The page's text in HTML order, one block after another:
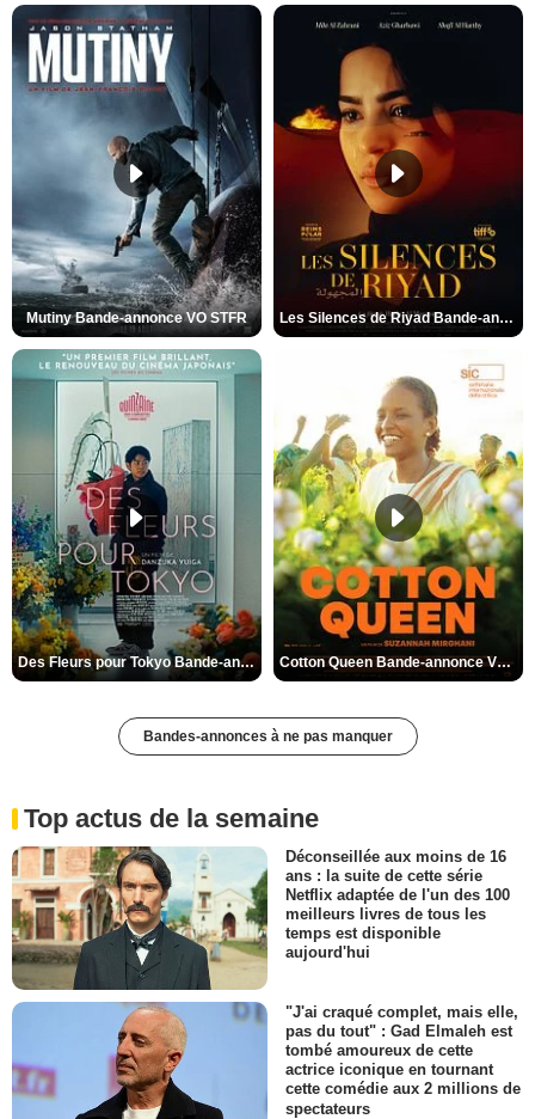
Mutiny Bande-annonce VO STFR Les Silences de Riyad Bande-annonce VO STFR
Des Fleurs pour Tokyo Bande-annonce VO STFR Cotton Queen Bande-annonce VO STFR
Bandes-annonces à ne pas manquer
Top actus de la semaine
Déconseillée aux moins de 16
ans : la suite de cette série
Netflix adaptée de l'un des 100
meilleurs livres de tous les
temps est disponible
aujourd'hui
"J'ai craqué complet, mais elle,
pas du tout" : Gad Elmaleh est
tombé amoureux de cette
actrice iconique en tournant
cette comédie aux 2 millions de
spectateurs